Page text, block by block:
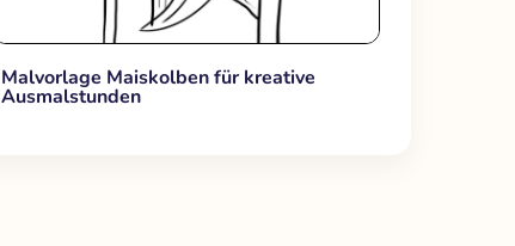
Malvorlage Maiskolben für kreative
Ausmalstunden